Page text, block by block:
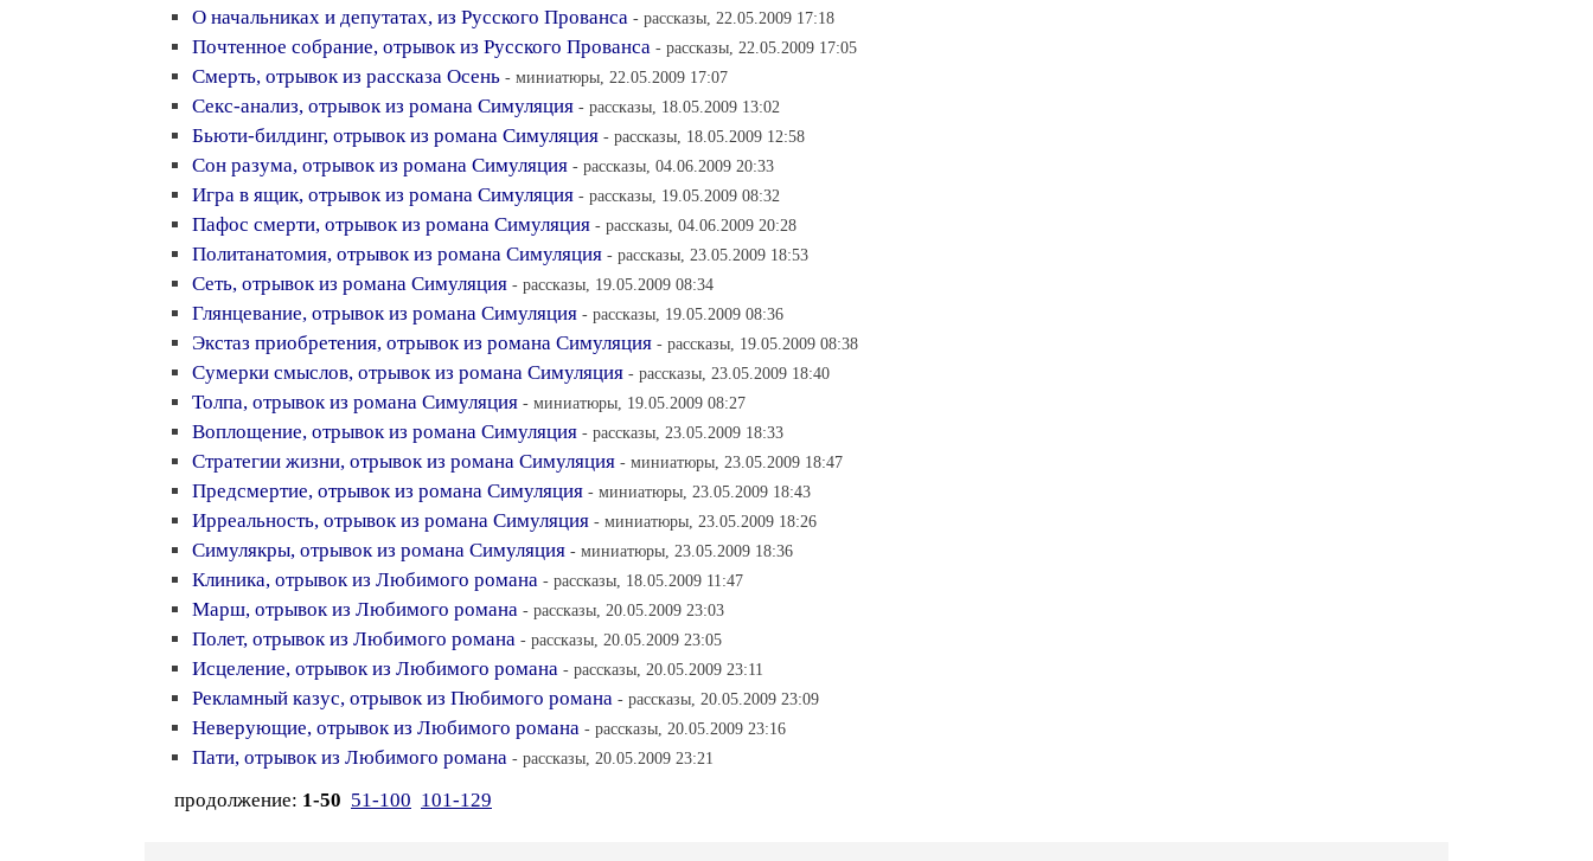
О начальниках и депутатах, из Русского Прованса - рассказы, 22.05.2009 17:18
Почтенное собрание, отрывок из Русского Прованса - рассказы, 22.05.2009 17:05
Смерть, отрывок из рассказа Осень - миниатюры, 22.05.2009 17:07
Секс-анализ, отрывок из романа Симуляция - рассказы, 18.05.2009 13:02
Бьюти-билдинг, отрывок из романа Симуляция - рассказы, 18.05.2009 12:58
Сон разума, отрывок из романа Симуляция - рассказы, 04.06.2009 20:33
Игра в ящик, отрывок из романа Симуляция - рассказы, 19.05.2009 08:32
Пафос смерти, отрывок из романа Симуляция - рассказы, 04.06.2009 20:28
Политанатомия, отрывок из романа Симуляция - рассказы, 23.05.2009 18:53
Сеть, отрывок из романа Симуляция - рассказы, 19.05.2009 08:34
Глянцевание, отрывок из романа Симуляция - рассказы, 19.05.2009 08:36
Экстаз приобретения, отрывок из романа Симуляция - рассказы, 19.05.2009 08:38
Сумерки смыслов, отрывок из романа Симуляция - рассказы, 23.05.2009 18:40
Толпа, отрывок из романа Симуляция - миниатюры, 19.05.2009 08:27
Воплощение, отрывок из романа Симуляция - рассказы, 23.05.2009 18:33
Стратегии жизни, отрывок из романа Симуляция - миниатюры, 23.05.2009 18:47
Предсмертие, отрывок из романа Симуляция - миниатюры, 23.05.2009 18:43
Ирреальность, отрывок из романа Симуляция - миниатюры, 23.05.2009 18:26
Симулякры, отрывок из романа Симуляция - миниатюры, 23.05.2009 18:36
Клиника, отрывок из Любимого романа - рассказы, 18.05.2009 11:47
Марш, отрывок из Любимого романа - рассказы, 20.05.2009 23:03
Полет, отрывок из Любимого романа - рассказы, 20.05.2009 23:05
Исцеление, отрывок из Любимого романа - рассказы, 20.05.2009 23:11
Рекламный казус, отрывок из Пюбимого романа - рассказы, 20.05.2009 23:09
Неверующие, отрывок из Любимого романа - рассказы, 20.05.2009 23:16
Пати, отрывок из Любимого романа - рассказы, 20.05.2009 23:21
продолжение: 1-50 51-100 101-129